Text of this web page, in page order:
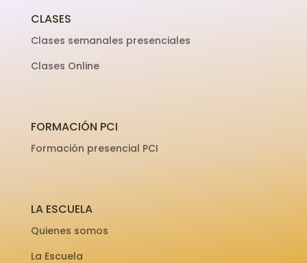
CLASES
Clases semanales presenciales
Clases Online
FORMACIÓN PCI
Formación presencial PCI
LA ESCUELA
Quienes somos
La Escuela